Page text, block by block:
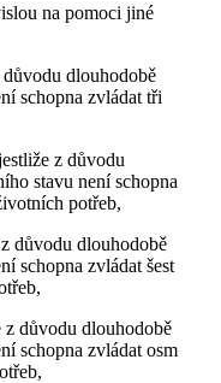
na pomoci jiné
dlouhodobě
schopna zvládat tři
z důvodu
stavu není schopna
potřeb,
důvodu dlouhodobě
schopna zvládat šest
důvodu dlouhodobě
schopna zvládat osm